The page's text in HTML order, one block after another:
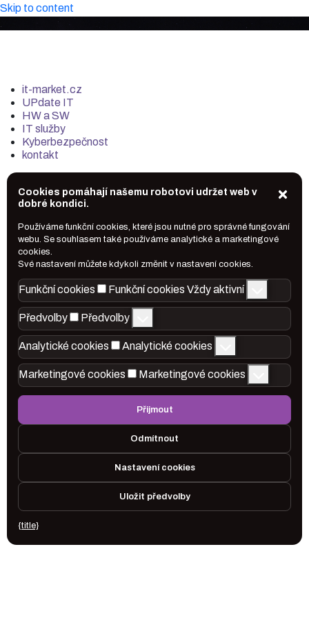
Skip to content
it-market.cz
UPdate IT
HW a SW
IT služby
Kyberbezpečnost
kontakt
Cookies pomáhají našemu robotovi udržet web v
dobré kondici.
Používáme funkční cookies, které jsou nutné pro správné fungování
webu. Se souhlasem také používáme analytické a marketingové
cookies.
Své nastavení můžete kdykoli změnit v nastavení cookies.
Funkční cookies Funkční cookies Vždy aktivní
Předvolby Předvolby
Analytické cookies Analytické cookies
Marketingové cookies Marketingové cookies
Přijmout
Odmítnout
Nastavení cookies
Uložit předvolby
{title}